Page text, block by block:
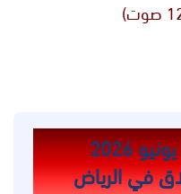
تحديث قانوني بتاريخ 9 يونيو 2026
في الرياض